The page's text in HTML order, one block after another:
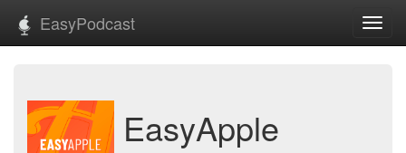
EasyPodcast
EasyApple